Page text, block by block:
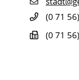
(0 71
(0 71